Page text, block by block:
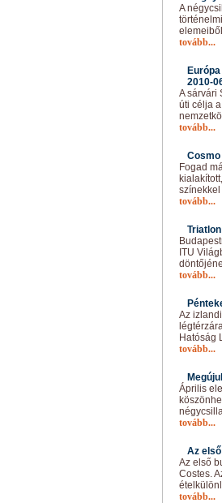
A
tovább...
2010-
A sárvári
úti célja
tovább...
Fogad
tovább...
ITU
tovább...
Az
Hatóság
tovább...
Április
tovább...
Az
Az első
Costes.
tovább...